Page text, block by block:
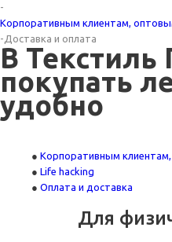
-
Корпоративным клиентам,
- Доставка и оплата
В Текстиль
покупать
удобно
Корпоративным
Life hacking
Оплата и доставка
Для